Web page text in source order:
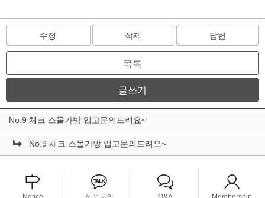
수정 삭제 답변
목록
글쓰기
No.9 체크 스몰가방 입고문의드려요~
No.9 체크 스몰가방 입고문의드려요~